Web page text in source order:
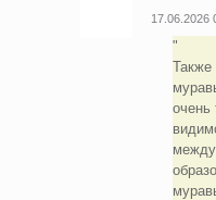
17.06.2026
Также
очень